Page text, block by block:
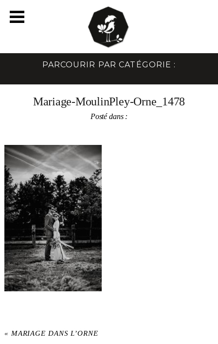
PARCOURIR PAR CATÉGORIE :
Mariage-MoulinPley-Orne_1478
Posté dans :
« MARIAGE DANS L’ORNE